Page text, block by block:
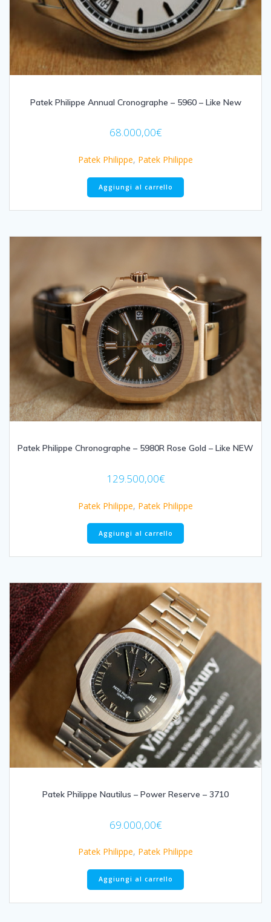
Patek Philippe Annual Cronographe – 5960 – Like New
68.000,00€
Patek Philippe, Patek Philippe
Aggiungi al carrello
Patek Philippe Chronographe – 5980R Rose Gold – Like NEW
129.500,00€
Patek Philippe, Patek Philippe
Aggiungi al carrello
Patek Philippe Nautilus – Power Reserve – 3710
69.000,00€
Patek Philippe, Patek Philippe
Aggiungi al carrello